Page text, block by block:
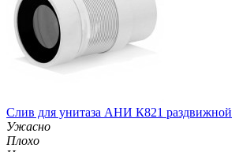
Слив для унитаза АНИ К821 раздвижной
Ужасно
Плохо